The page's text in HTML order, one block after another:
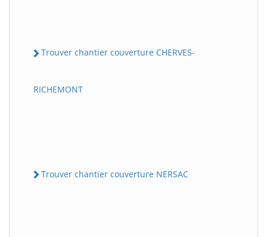
Trouver chantier couverture CHERVES-
RICHEMONT
Trouver chantier couverture NERSAC